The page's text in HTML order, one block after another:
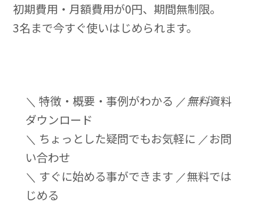
初期費用・月額費用が0円、期間無制限。
3名まで今すぐ使いはじめられます。
＼ 特徴・概要・事例がわかる ／無料資料
ダウンロード
＼ ちょっとした疑問でもお気軽に ／お問
い合わせ
＼ すぐに始める事ができます ／無料では
じめる